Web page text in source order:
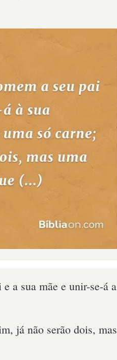
a sua mãe e unir-se-á a
já não serão dois, mas